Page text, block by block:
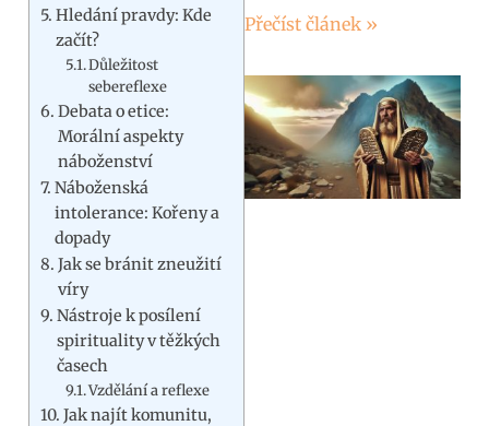
Hledání pravdy: Kde
začít?
Důležitost
sebereflexe
Debata o etice:
Morální aspekty
náboženství
Náboženská
intolerance: Kořeny a
dopady
Jak se bránit zneužití
víry
Nástroje k posílení
spirituality v těžkých
časech
Vzdělání a reflexe
Jak najít komunitu,
Přečíst článek »